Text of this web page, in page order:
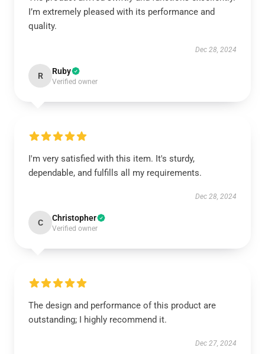
I’m extremely pleased with its performance and
quality.
Dec 28, 2024
R Ruby
Verified owner
I'm very satisfied with this item. It's sturdy,
dependable, and fulfills all my requirements.
Dec 28, 2024
C Christopher
Verified owner
The design and performance of this product are
outstanding; I highly recommend it.
Dec 27, 2024